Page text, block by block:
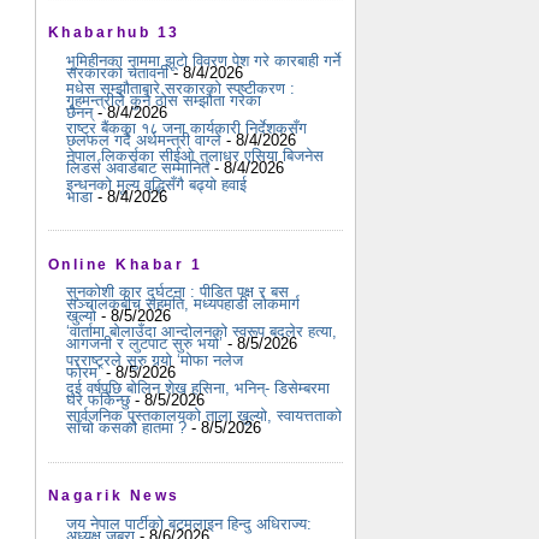
Khabarhub 13
भूमिहीनका नाममा झूटो विवरण पेश गरे कारबाही गर्ने
सरकारको चेतावनी- 8/4/2026
मधेस सम्झौताबारे सरकारको स्पष्टीकरण :
गृहमन्त्रीले कुनै ठोस सम्झौता गरेका
छैनन्- 8/4/2026
राष्ट्र बैंकका १८ जना कार्यकारी निर्देशकसँग
छलफल गर्दै अर्थमन्त्री वाग्ले - 8/4/2026
नेपाल लिकर्सका सीईओ तुलाधर एसिया बिजनेस
लिडर्स अवार्डबाट सम्मानित- 8/4/2026
इन्धनको मूल्य वृद्धिसँगै बढ्यो हवाई
भाडा- 8/4/2026
Online Khabar 1
सुनकोशी कार दुर्घटना : पीडित पक्ष र बस
सञ्चालकबीच सहमति, मध्यपहाडी लोकमार्ग
खुल्यो - 8/5/2026
‘वार्तामा बोलाउँदा आन्दोलनको स्वरूप बदलेर हत्या,
आगजनी र लुटपाट सुरु भयो’ - 8/5/2026
परराष्ट्रले सुरु गर्‍यो ‘मोफा नलेज
फोरम’- 8/5/2026
दुई वर्षपछि बोलिन शेख हसिना, भनिन्- डिसेम्बरमा
घर फर्किन्छु- 8/5/2026
सार्वजनिक पुस्तकालयको ताला खुल्यो, स्वायत्तताको
साँचो कसको हातमा ? - 8/5/2026
Nagarik News
जय नेपाल पार्टीको बटमलाइन हिन्दु अधिराज्य: